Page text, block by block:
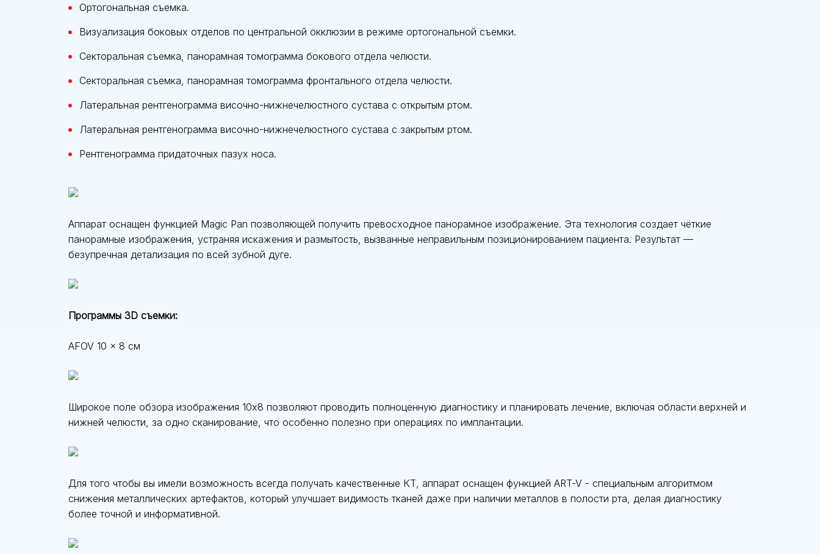
Ортогональная съемка.
Визуализация боковых отделов по центральной окклюзии в режиме ортогональной съемки.
Секторальная съемка, панорамная томограмма бокового отдела челюсти.
Секторальная съемка, панорамная томограмма фронтального отдела челюсти.
Латеральная рентгенограмма височно-нижнечелюстного сустава с открытым ртом.
Латеральная рентгенограмма височно-нижнечелюстного сустава с закрытым ртом.
Рентгенограмма придаточных пазух носа.
Аппарат оснащен функцией Magic Pan позволяющей получить превосходное панорамное изображение. Эта технология создает чёткие
панорамные изображения, устраняя искажения и размытость, вызванные неправильным позиционированием пациента. Результат —
безупречная детализация по всей зубной дуге.
Программы 3D съемки:
AFOV 10 x 8 см
Широкое поле обзора изображения 10x8 позволяют проводить полноценную диагностику и планировать лечение, включая области верхней и
нижней челюсти, за одно сканирование, что особенно полезно при операциях по имплантации.
Для того чтобы вы имели возможность всегда получать качественные КТ, аппарат оснащен функцией ART-V - специальным алгоритмом
снижения металлических артефактов, который улучшает видимость тканей даже при наличии металлов в полости рта, делая диагностику
более точной и информативной.